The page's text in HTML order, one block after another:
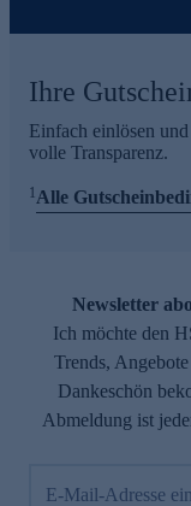
Ihre
Einfach einlösen
volle Transparenz.
1Alle
Newsletter
Ich möchte den
Trends,
Dankeschön
Abmeldung ist
E-Mail-Adresse